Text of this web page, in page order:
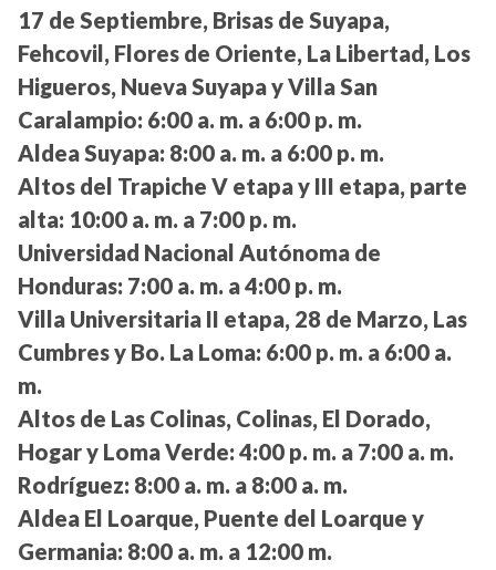
17 de Septiembre, Brisas de Suyapa,
Fehcovil, Flores de Oriente, La Libertad, Los
Higueros, Nueva Suyapa y Villa San
Caralampio: 6:00 a. m. a 6:00 p. m.
Aldea Suyapa: 8:00 a. m. a 6:00 p. m.
Altos del Trapiche V etapa y III etapa, parte
alta: 10:00 a. m. a 7:00 p. m.
Universidad Nacional Autónoma de
Honduras: 7:00 a. m. a 4:00 p. m.
Villa Universitaria II etapa, 28 de Marzo, Las
Cumbres y Bo. La Loma: 6:00 p. m. a 6:00 a.
m.
Altos de Las Colinas, Colinas, El Dorado,
Hogar y Loma Verde: 4:00 p. m. a 7:00 a. m.
Rodríguez: 8:00 a. m. a 8:00 a. m.
Aldea El Loarque, Puente del Loarque y
Germania: 8:00 a. m. a 12:00 m.